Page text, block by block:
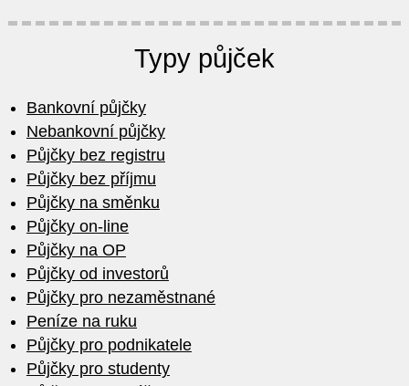
Typy půjček
Bankovní půjčky
Nebankovní půjčky
Půjčky bez registru
Půjčky bez příjmu
Půjčky na směnku
Půjčky on-line
Půjčky na OP
Půjčky od investorů
Půjčky pro nezaměstnané
Peníze na ruku
Půjčky pro podnikatele
Půjčky pro studenty